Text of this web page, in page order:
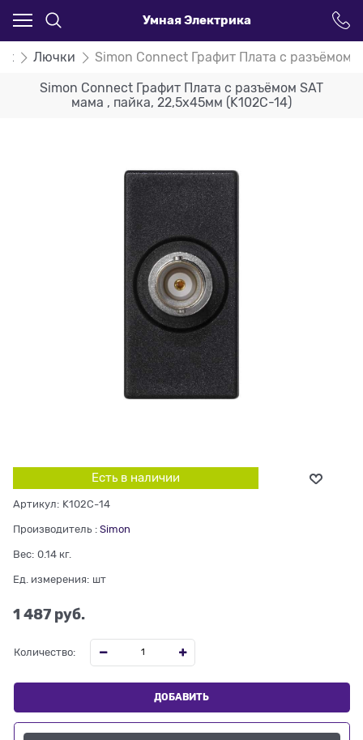
Умная Электрика
Лючки Simon Connect Графит Плата с разъёмом
Simon Connect Графит Плата с разъёмом SAT
мама , пайка, 22,5х45мм (K102C-14)
Есть в наличии
Артикул: K102C-14
Производитель : Simon
Вес: 0.14 кг.
Ед. измерения: шт
1 487 руб.
Количество:
ДОБАВИТЬ